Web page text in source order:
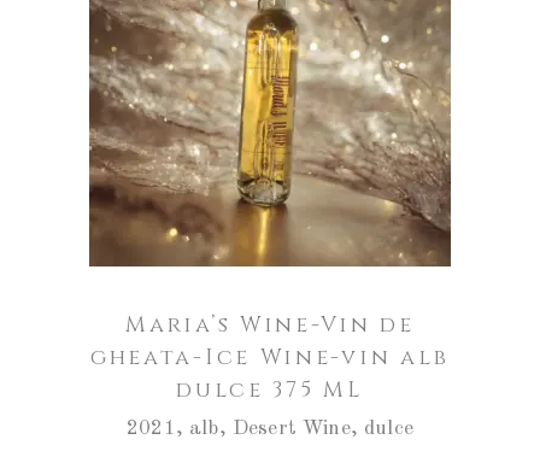
ADAUGĂ ÎN COȘ
Maria’s Wine-Vin de
gheata-Ice Wine-vin alb
dulce 375 ML
2021, alb, Desert Wine, dulce